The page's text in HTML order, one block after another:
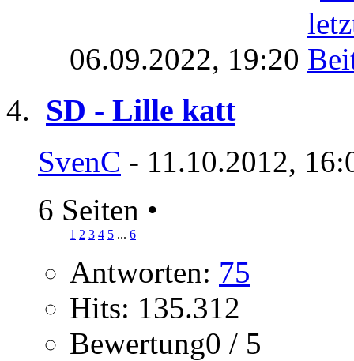
06.09.2022, 19:20
SD - Lille katt
SvenC - 11.10.2012,
6 Seiten •
1 2 3 4 5 ... 6
Antworten: 75
Hits: 135.312
Bewertung0 / 5